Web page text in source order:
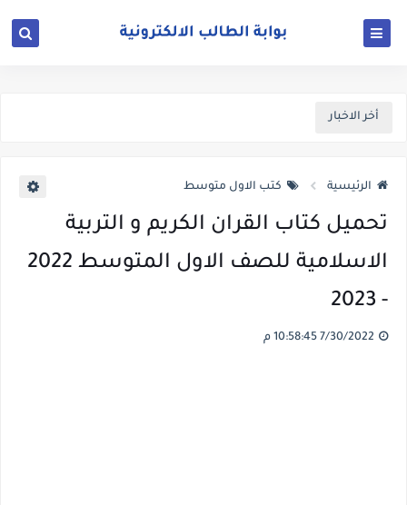
أخر الاخبار
الرئيسية كتب الاول متوسط
تحميل كتاب القران الكريم و التربية
الاسلامية للصف الاول المتوسط 2022
- 2023